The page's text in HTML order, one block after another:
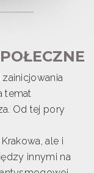
temat
Od tej pory
ale i
innymi na